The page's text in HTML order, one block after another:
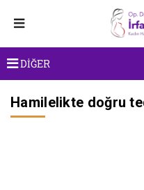
DİĞER
Hamilelikte doğru